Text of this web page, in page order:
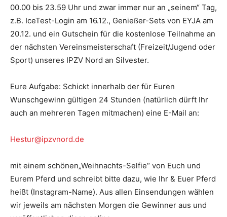
00.00 bis 23.59 Uhr und zwar immer nur an „seinem“ Tag,
z.B. IceTest-Login am 16.12., Genießer-Sets von EYJA am
20.12. und ein Gutschein für die kostenlose Teilnahme an
der nächsten Vereinsmeisterschaft (Freizeit/Jugend oder
Sport) unseres IPZV Nord an Silvester.
Eure Aufgabe: Schickt innerhalb der für Euren
Wunschgewinn gültigen 24 Stunden (natürlich dürft Ihr
auch an mehreren Tagen mitmachen) eine E-Mail an:
Hestur@ipzvnord.de
mit einem schönen„Weihnachts-Selfie“ von Euch und
Eurem Pferd und schreibt bitte dazu, wie Ihr & Euer Pferd
heißt (Instagram-Name). Aus allen Einsendungen wählen
wir jeweils am nächsten Morgen die Gewinner aus und